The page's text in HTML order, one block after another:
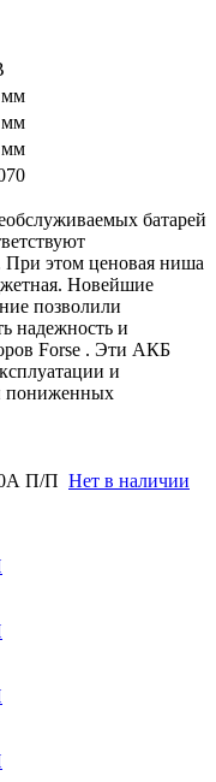
мм
мм
мм
батарей
При этом ценовая ниша
Новейшие
позволили
надежность и
Forse . Эти АКБ
и
пониженных
П/П Нет в наличии